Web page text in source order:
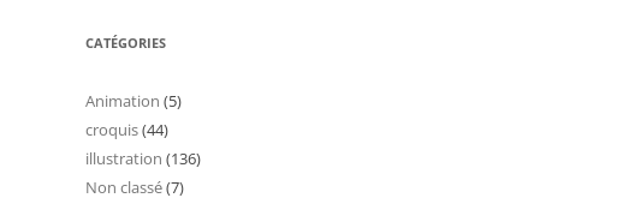
CATÉGORIES
Animation (5)
croquis(44)
illustration (136)
Non classé(7)